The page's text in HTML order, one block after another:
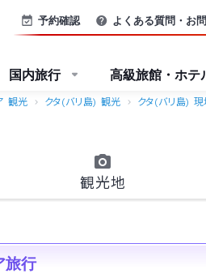
予約確認 よくある質問・お
国内旅行 高級旅館・ホテ
観光 クタ(バリ島) 観光 クタ(バリ島)
観光地
旅行